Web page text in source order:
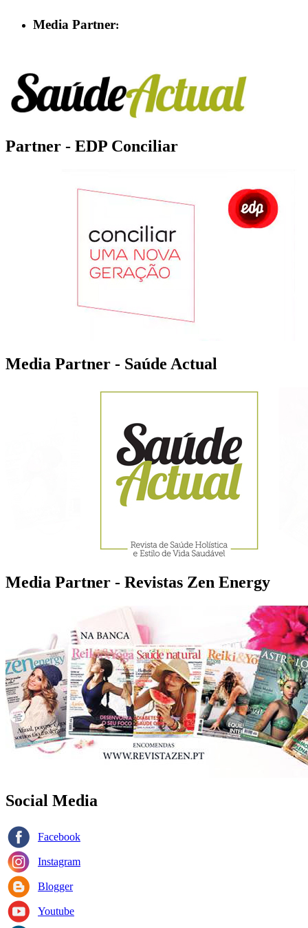
Media Partner:
Partner - EDP Conciliar
Media Partner - Saúde Actual
Media Partner - Revistas Zen Energy
Social Media
Facebook
Instagram
Blogger
Youtube